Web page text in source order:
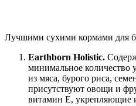
Лучшими сухими кормами для
Earthborn Holistic.
минимальное количество
из мяса, бурого риса,
присутствуют овощи и
витамин E, укрепляющие